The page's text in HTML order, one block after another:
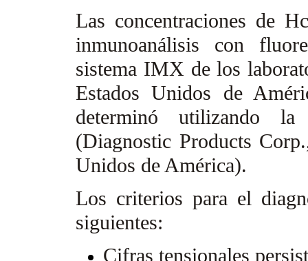
Las concentraciones de
inmunoanálisis con
sistema IMX de los
Estados Unidos de
determinó utilizando la
(Diagnostic Products
Unidos de América).
Los criterios para el
siguientes:
Cifras tensionales